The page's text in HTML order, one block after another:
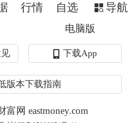
公司对此表示歉意，并
程中不断改善。
行情 自选 导航
电脑版
下载App
版本下载指南
富网 eastmoney.com